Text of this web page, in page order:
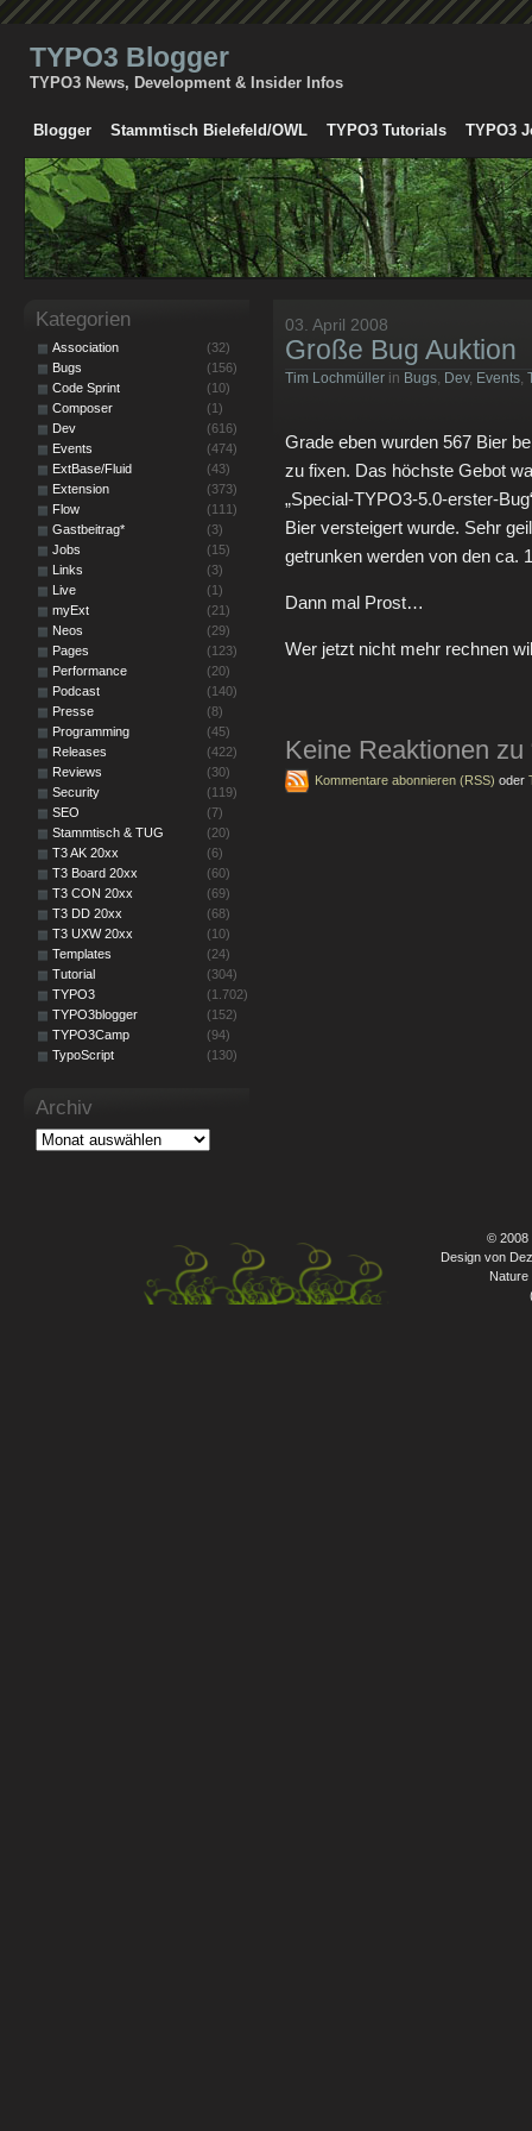
TYPO3 Blogger
TYPO3 News, Development & Insider Infos
Blogger Stammtisch Bielefeld/OWL TYPO3 Tutorials TYPO3
03. April 2008
Große Bug Auktion
Tim Lochmüller in Bugs, Dev, Events,
Grade eben wurden 567 Bier
zu fixen. Das höchste Gebot
„Special-TYPO3-5.0-erster-
Bier versteigert wurde. Sehr
getrunken werden von den ca.
Dann mal Prost…
Wer jetzt nicht mehr rechnen
Keine Reaktionen zu
Kommentare abonnieren (RSS) oder
Kategorien
Association
(32)
Bugs
(156)
Code Sprint
(10)
Composer
(1)
Dev
(616)
Events
(474)
ExtBase/Fluid
(43)
Extension
(373)
Flow
(111)
Gastbeitrag*
(3)
Jobs
(15)
Links
(3)
Live
(1)
myExt
(21)
Neos
(29)
Pages
(123)
Performance
(20)
Podcast
(140)
Presse
(8)
Programming
(45)
Releases
(422)
Reviews
(30)
Security
(119)
SEO
(7)
Stammtisch & TUG
(20)
T3 AK 20xx
(6)
T3 Board 20xx
(60)
T3 CON 20xx
(69)
T3 DD 20xx
(68)
T3 UXW 20xx
(10)
Templates
(24)
Tutorial
(304)
TYPO3
(1.702)
TYPO3blogger
(152)
TYPO3Camp
(94)
TypoScript
(130)
Archiv
© 2008
Design von
Nature